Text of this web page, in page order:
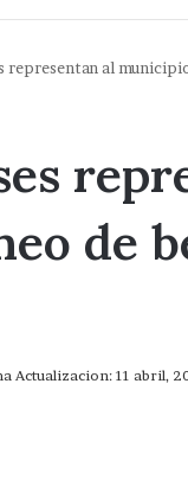
representan al
de
Actualizacion: 11 abril,